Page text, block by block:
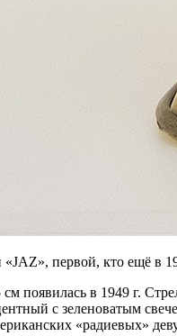
первой, кто ещё в
появилась в 1949 г.
с зеленоватым
«радиевых»